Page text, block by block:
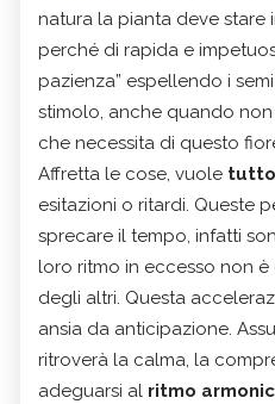
natura la pianta deve stare
perché di rapida e
pazienza” espellendo i
stimolo, anche quando non
che necessita di questo
Affretta le cose, vuole
esitazioni o ritardi. Queste
sprecare il tempo, infatti
loro ritmo in eccesso non
degli altri. Questa
ansia da anticipazione.
ritroverà la calma, la
adeguarsi al ritmo